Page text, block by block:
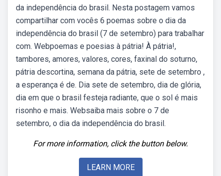
da independência do brasil. Nesta postagem vamos
compartilhar com vocês 6 poemas sobre o dia da
independência do brasil (7 de setembro) para trabalhar
com. Webpoemas e poesias à pátria! À pátria!,
tambores, amores, valores, cores, faxinal do soturno,
pátria descortina, semana da pátria, sete de setembro ,
a esperança é de. Dia sete de setembro, dia de glória,
dia em que o brasil festeja radiante, que o sol é mais
risonho e mais. Websaiba mais sobre o 7 de
setembro, o dia da independência do brasil.
For more information, click the button below.
LEARN MORE